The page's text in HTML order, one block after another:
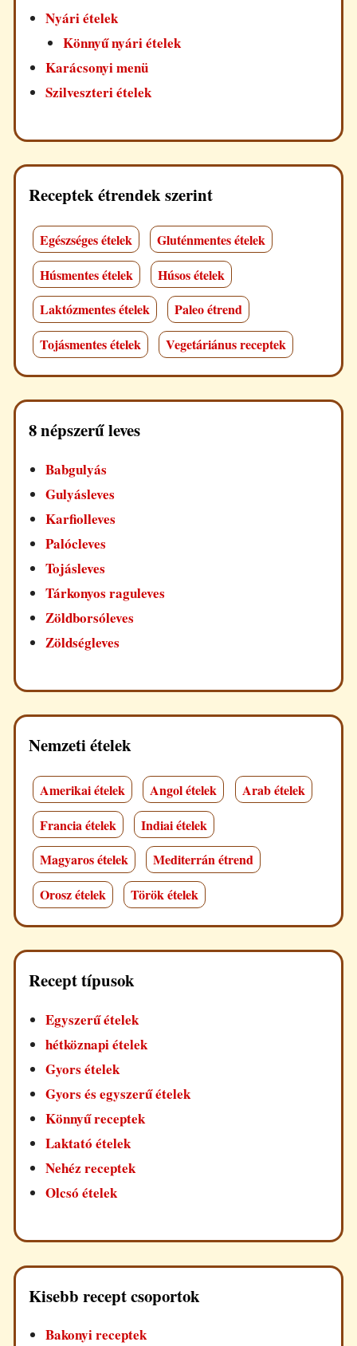
Nyári ételek
Könnyű nyári ételek
Karácsonyi menü
Szilveszteri ételek
Receptek étrendek szerint
Egészséges ételek
Gluténmentes ételek
Húsmentes ételek
Húsos ételek
Laktózmentes ételek
Paleo étrend
Tojásmentes ételek
Vegetáriánus receptek
8 népszerű leves
Babgulyás
Gulyásleves
Karfiolleves
Palócleves
Tojásleves
Tárkonyos raguleves
Zöldborsóleves
Zöldségleves
Nemzeti ételek
Amerikai ételek Angol ételek
Arab ételek
Francia ételek
Indiai ételek
Magyaros ételek
Mediterrán étrend
Orosz ételek
Török ételek
Recept típusok
Egyszerű ételek
hétköznapi ételek
Gyors ételek
Gyors és egyszerű ételek
Könnyű receptek
Laktató ételek
Nehéz receptek
Olcsó ételek
Kisebb recept csoportok
Bakonyi receptek